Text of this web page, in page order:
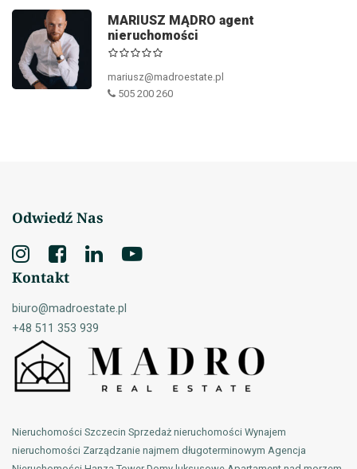
MARIUSZ MĄDRO agent
nieruchomości
mariusz@madroestate.pl
505 200 260
Odwiedź Nas
Kontakt
biuro@madroestate.pl
+48 511 353 939
Nieruchomości Szczecin Sprzedaż nieruchomości Wynajem
nieruchomości Zarządzanie najmem długoterminowym Agencja